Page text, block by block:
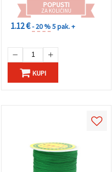
POPUSTI
ZA KOLIČINU
1.12 €- 20 %5 pak. +
KUPI